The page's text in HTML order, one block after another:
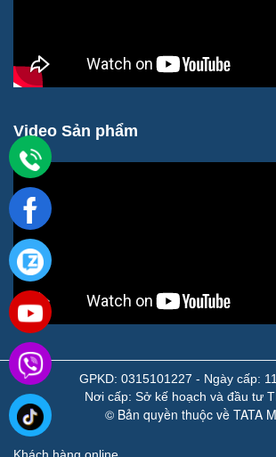
Video Sản phẩm
GPKD: 0315101227 - Ngày cấp:
Nơi cấp: Sở kế hoạch và đầu tư
© Bản quyền thuộc về TATA
Khách hàng online